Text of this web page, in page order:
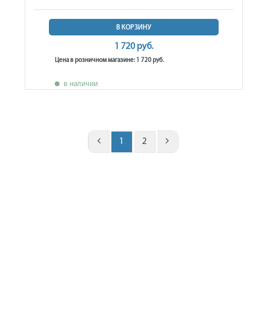
В КОРЗИНУ
1 720 руб.
Цена в розничном магазине: 1 720 руб.
в наличии
1 2